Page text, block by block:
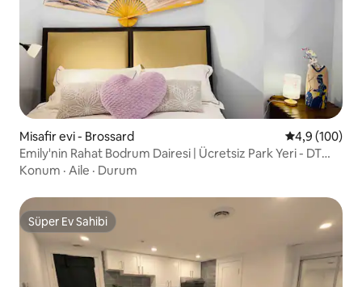
Misafir evi - Brossard 5 üzerinden
4,9 (100)
Emily'nin Rahat Bodrum Dairesi | Ücretsiz Park Yeri - DT
Yakınında
Konum · Aile · Durum
Süper Ev Sahibi
Süper Ev Sahibi